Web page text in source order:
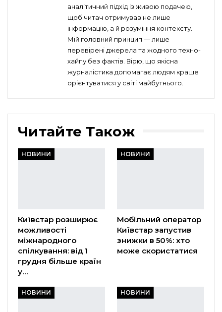
аналітичний підхід із живою подачею,
щоб читач отримував не лише
інформацію, а й розуміння контексту.
Мій головний принцип — лише
перевірені джерела та жодного техно-
хайпу без фактів. Вірю, що якісна
журналістика допомагає людям краще
орієнтуватися у світі майбутнього.
Читайте Також
НОВИНИ
Київстар розширює
можливості
міжнародного
спілкування: від 1
грудня більше країн
у…
НОВИНИ
Мобільний оператор
Київстар запустив
знижки в 50%: хто
може скористатися
НОВИНИ НОВИНИ